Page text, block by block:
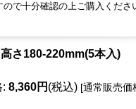
で十分確認の上ご購入くださ
さ180-220mm(5本入)
: 8,360円 (税込) [通常販売価